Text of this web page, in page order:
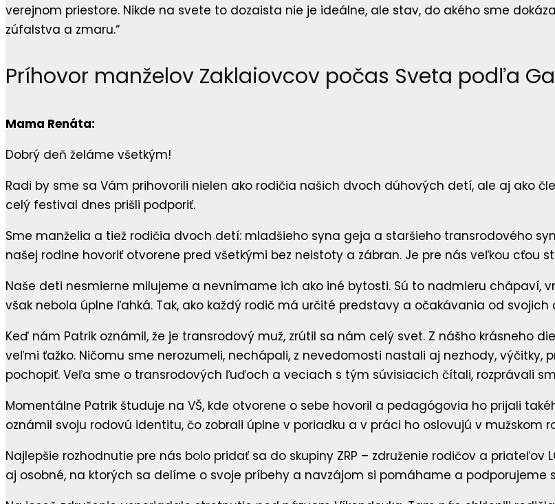
verejnom priestore. Nikde na svete to dozaista nie je ideálne, ale stav, do akého sme
zúfalstva a zmaru.“
Príhovor manželov Zaklaiovcov počas Sveta podľa
Mama Renáta:
Dobrý deň želáme všetkým!
Radi by sme sa Vám prihovorili nielen ako rodičia našich dvoch dúhových detí, ale aj ako
celý festival dnes prišli podporiť.
Sme manželia a tiež rodičia dvoch detí: mladšieho syna geja a staršieho transrodového
našej rodine hovoriť otvorene pred všetkými bez neistoty a zábran. Je pre nás veľkou cťou
Naše deti nesmierne milujeme a nevnímame ich ako iné bytosti. Sú to nadmieru
však nebola úplne ľahká. Tak, ako každý rodič má určité predstavy a očakávania od
Keď nám Patrik oznámil, že je transrodový muž, zrútil sa nám celý svet. Z nášho krásneho
veľmi ťažko. Ničomu sme nerozumeli, nechápali, z nevedomosti nastali aj nezhody,
pochopiť. Veľa sme o transrodových ľuďoch a veciach s tým súvisiacich čítali, rozprávali
Momentálne Patrik študuje na VŠ, kde otvorene o sebe hovoril a pedagógovia ho prijali
oznámil svoju rodovú identitu, čo zobrali úplne v poriadku a v práci ho oslovujú v mužskom
Najlepšie rozhodnutie pre nás bolo pridať sa do skupiny ZRP – združenie rodičov a
aj osobné, na ktorých sa delíme o svoje príbehy a navzájom si pomáhame a podporujeme